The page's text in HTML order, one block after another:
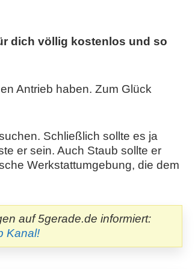
dich völlig kostenlos und so
Antrieb haben. Zum Glück
Schließlich sollte es ja
er sein. Auch Staub sollte er
Werkstattumgebung, die dem
auf 5gerade.de informiert:
Kanal!